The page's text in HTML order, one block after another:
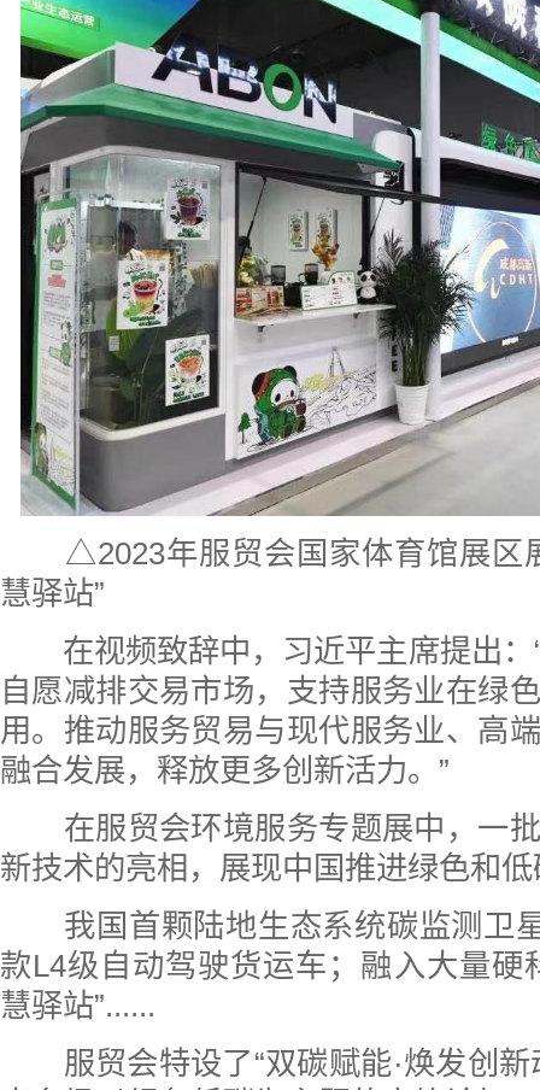
△2023年服贸会国家体育馆展区
慧驿站”
在视频致辞中，习近平主席提出：
自愿减排交易市场，支持服务业在绿
用。推动服务贸易与现代服务业、高
融合发展，释放更多创新活力。”
在服贸会环境服务专题展中，一批
新技术的亮相，展现中国推进绿色和
我国首颗陆地生态系统碳监测卫星
款L4级自动驾驶货运车；融入大量硬
慧驿站”......
服贸会特设了“双碳赋能·焕发创新